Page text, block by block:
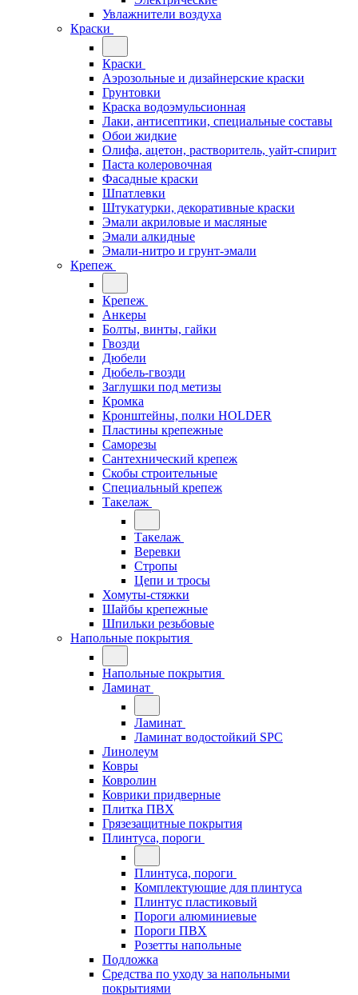
Увлажнители воздуха
Краски
Краски
Аэрозольные и дизайнерские краски
Грунтовки
Краска водоэмульсионная
Лаки, антисептики, специальные составы
Обои жидкие
Олифа, ацетон, растворитель, уайт-спирит
Паста колеровочная
Фасадные краски
Шпатлевки
Штукатурки, декоративные краски
Эмали акриловые и масляные
Эмали алкидные
Эмали-нитро и грунт-эмали
Крепеж
Крепеж
Анкеры
Болты, винты, гайки
Гвозди
Дюбели
Дюбель-гвозди
Заглушки под метизы
Кромка
Кронштейны, полки НОLDER
Пластины крепежные
Саморезы
Сантехнический крепеж
Скобы строительные
Специальный крепеж
Такелаж
Такелаж
Веревки
Стропы
Цепи и тросы
Хомуты-стяжки
Шайбы крепежные
Шпильки резьбовые
Напольные покрытия
Напольные покрытия
Ламинат
Ламинат
Ламинат водостойкий SPC
Линолеум
Ковры
Ковролин
Коврики придверные
Плитка ПВХ
Грязезащитные покрытия
Плинтуса, пороги
Плинтуса, пороги
Комплектующие для плинтуса
Плинтус пластиковый
Пороги алюминиевые
Пороги ПВХ
Розетты напольные
Подложка
Средства по уходу за напольными
покрытиями